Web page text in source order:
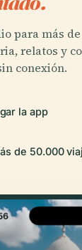
para más
relatos y
conexión.
la app
de 50.000